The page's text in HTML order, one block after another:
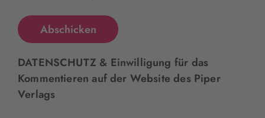
DATENSCHUTZ & Einwilligung für das
Kommentieren auf der Website des Piper
Verlags